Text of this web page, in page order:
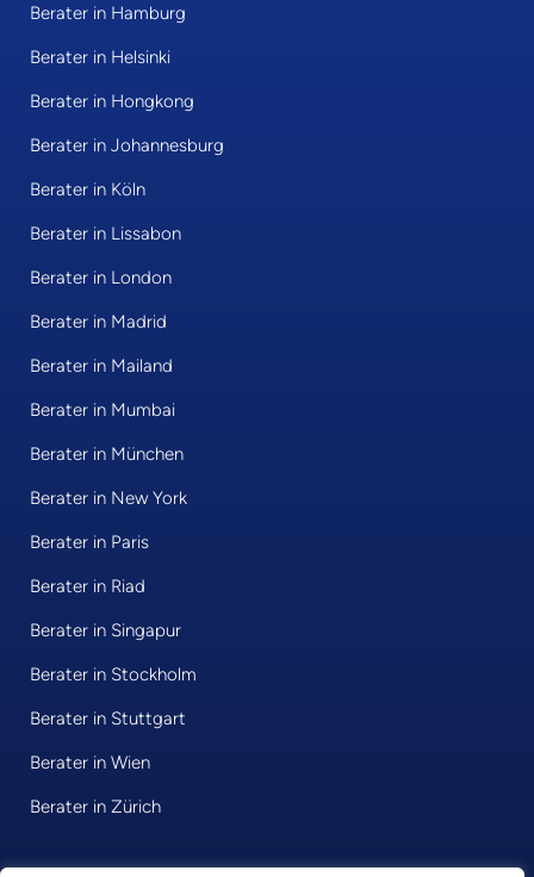
Berater in Hamburg
Berater in Helsinki
Berater in Hongkong
Berater in Johannesburg
Berater in Köln
Berater in Lissabon
Berater in London
Berater in Madrid
Berater in Mailand
Berater in Mumbai
Berater in München
Berater in New York
Berater in Paris
Berater in Riad
Berater in Singapur
Berater in Stockholm
Berater in Stuttgart
Berater in Wien
Berater in Zürich